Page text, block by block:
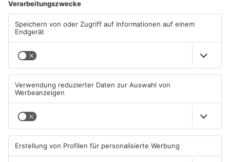
Streit eskaliert in Hanau -
Polizei sucht Zeugen
Hanau: Kleinkraftradfahrer
mit 101 km/h erwischt
TOPNEWS TOPNEWS